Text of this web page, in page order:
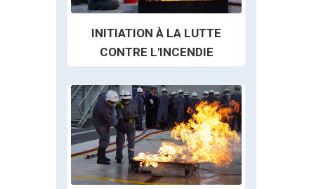
INITIATION À LA LUTTE
CONTRE L'INCENDIE